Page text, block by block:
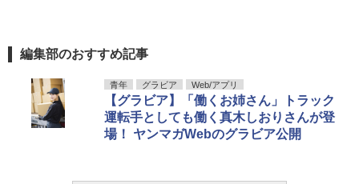
編集部のおすすめ記事
青年 グラビア Web/アプリ
【グラビア】「働くお姉さん」トラック
運転手としても働く真木しおりさんが登
場！ ヤンマガWebのグラビア公開